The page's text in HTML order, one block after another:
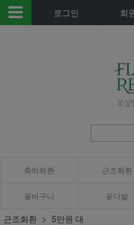
로그인 회
축하화환 근조화환
꽃바구니 꽃다발
근조화환 5만원 대